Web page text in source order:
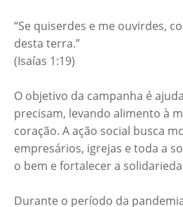
“Se quiserdes e me ouvirdes,
desta terra.”
(Isaías 1:19)
O objetivo da campanha é
precisam, levando alimento à
coração. A ação social busca
empresários, igrejas e toda a
o bem e fortalecer a
Durante o período da